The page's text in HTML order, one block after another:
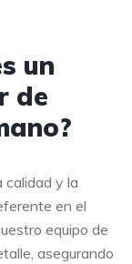
un
de
calidad y la
en el
equipo de
asegurando